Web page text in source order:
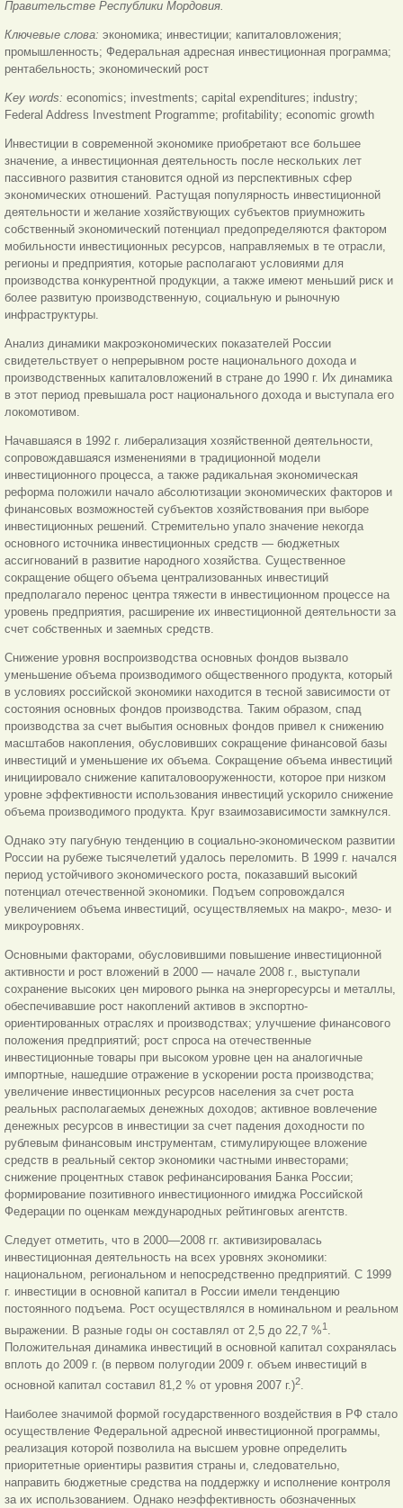
Правительстве Республики Мордовия.
Ключевые слова: экономика; инвестиции; капиталовложения;
промышленность; Федеральная адресная инвестиционная программа;
рентабельность; экономический рост
Key words: economics; investments; capital expenditures; industry;
Federal Address Investment Programme; profitability; economic growth
Инвестиции в современной экономике приобретают все большее
значение, а инвестиционная деятельность после нескольких лет
пассивного развития становится одной из перспективных сфер
экономических отношений. Растущая популярность инвестиционной
деятельности и желание хозяйствующих субъектов приумножить
собственный экономический потенциал предопределяются фактором
мобильности инвестиционных ресурсов, направляемых в те отрасли,
регионы и предприятия, которые располагают условиями для
производства конкурентной продукции, а также имеют меньший риск и
более развитую производственную, социальную и рыночную
инфраструктуры.
Анализ динамики макроэкономических показателей России
свидетельствует о непрерывном росте национального дохода и
производственных капиталовложений в стране до 1990 г. Их динамика
в этот период превышала рост национального дохода и выступала его
локомотивом.
Начавшаяся в 1992 г. либерализация хозяйственной деятельности,
сопровождавшаяся изменениями в традиционной модели
инвестиционного процесса, а также радикальная экономическая
реформа положили начало абсолютизации экономических факторов и
финансовых возможностей субъектов хозяйствования при выборе
инвестиционных решений. Стремительно упало значение некогда
основного источника инвестиционных средств — бюджетных
ассигнований в развитие народного хозяйства. Существенное
сокращение общего объема централизованных инвестиций
предполагало перенос центра тяжести в инвестиционном процессе на
уровень предприятия, расширение их инвестиционной деятельности за
счет собственных и заемных средств.
Снижение уровня воспроизводства основных фондов вызвало
уменьшение объема производимого общественного продукта, который
в условиях российской экономики находится в тесной зависимости от
состояния основных фондов производства. Таким образом, спад
производства за счет выбытия основных фондов привел к снижению
масштабов накопления, обусловивших сокращение финансовой базы
инвестиций и уменьшение их объема. Сокращение объема инвестиций
инициировало снижение капиталовооруженности, которое при низком
уровне эффективности использования инвестиций ускорило снижение
объема производимого продукта. Круг взаимозависимости замкнулся.
Однако эту пагубную тенденцию в социально-экономическом развитии
России на рубеже тысячелетий удалось переломить. В 1999 г. начался
период устойчивого экономического роста, показавший высокий
потенциал отечественной экономики. Подъем сопровождался
увеличением объема инвестиций, осуществляемых на макро-, мезо- и
микроуровнях.
Основными факторами, обусловившими повышение инвестиционной
активности и рост вложений в 2000 — начале 2008 г., выступали
сохранение высоких цен мирового рынка на энергоресурсы и металлы,
обеспечивавшие рост накоплений активов в экспортно-
ориентированных отраслях и производствах; улучшение финансового
положения предприятий; рост спроса на отечественные
инвестиционные товары при высоком уровне цен на аналогичные
импортные, нашедшие отражение в ускорении роста производства;
увеличение инвестиционных ресурсов населения за счет роста
реальных располагаемых денежных доходов; активное вовлечение
денежных ресурсов в инвестиции за счет падения доходности по
рублевым финансовым инструментам, стимулирующее вложение
средств в реальный сектор экономики частными инвесторами;
снижение процентных ставок рефинансирования Банка России;
формирование позитивного инвестиционного имиджа Российской
Федерации по оценкам международных рейтинговых агентств.
Следует отметить, что в 2000—2008 гг. активизировалась
инвестиционная деятельность на всех уровнях экономики:
национальном, региональном и непосредственно предприятий. С 1999
г. инвестиции в основной капитал в России имели тенденцию
постоянного подъема. Рост осуществлялся в номинальном и реальном
выражении. В разные годы он составлял от 2,5 до 22,7 %1
Положительная динамика инвестиций в основной капитал сохранялась
вплоть до 2009 г. (в первом полугодии 2009 г. объем инвестиций в
основной капитал составил 81,2 % от уровня 2007 г.)2.
Наиболее значимой формой государственного воздействия в РФ стало
осуществление Федеральной адресной инвестиционной программы,
реализация которой позволила на высшем уровне определить
приоритетные ориентиры развития страны и, следовательно,
направить бюджетные средства на поддержку и исполнение контроля
за их использованием. Однако неэффективность обозначенных